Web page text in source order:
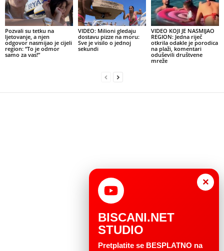
Pozvali su tetku na
ljetovanje, a njen
odgovor nasmijao je cijeli
region: “To je odmor
samo za vas!”
VIDEO: Milioni gledaju
dostavu pizze na moru:
Sve je visilo o jednoj
sekundi
VIDEO KOJI JE NASMIJAO
REGION: Jedna riječ
otkrila odakle je porodica
na plaži, komentari
oduševili društvene
mreže
×
BISCANI.NET
STUDIO
Pretplatite se BESPLATNO na